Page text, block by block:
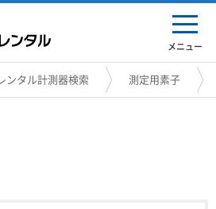
メニュー
レンタル計測器検索 測定用素子